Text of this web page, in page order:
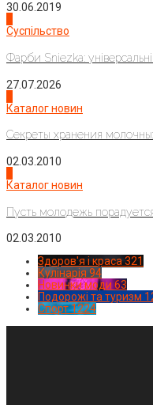
30.06.2019
Суспільство
Фарби Sniezka: універсальні
27.07.2026
Каталог новин
Секреты хранения
02.03.2010
Каталог новин
Пусть молодежь
02.03.2010
Здоров'я і краса 321
Кулінарія 94
Новинки моди 63
Подорожі та туризм
Спорт1224